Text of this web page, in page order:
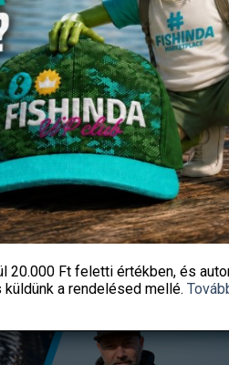
Korum Feedabeads kapocs
980Ft
Fishingoutlet
KOSÁRBA TESZEM
20.000 Ft felettiértékben, és
a rendelésed mellé.